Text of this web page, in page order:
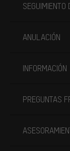
SEGUIMIENTO
ANULACIÓN
INFORMACIÓN
PREGUNTAS